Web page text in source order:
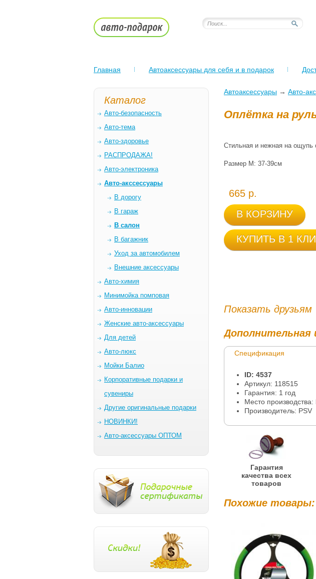
Главная Автоаксессуары для себя и в подарок
Каталог
Авто-безопасность
Авто-тема
Авто-здоровье
РАСПРОДАЖА!
Авто-электроника
Авто-акссессуары
В дорогу
В гараж
В салон
В багажник
Уход за автомобилем
Внешние аксессуары
Авто-химия
Минимойка помповая
Авто-инновации
Женские авто-аксессуары
Для детей
Авто-люкс
Мойки Балио
Корпоративные подарки и
сувениры
Другие оригинальные подарки
НОВИНКИ!
Авто-аксессуары ОПТОМ
Автоаксессуары → Авто-
Оплётка на
Стильная и нежная на ощупь
Размер М: 37-39см
665 р.
В КОРЗИНУ
КУПИТЬ В 1
Показать друзьям
Дополнительная
Спецификация
ID: 4537
Артикул: 118515
Гарантия: 1 год
Место производства:
Производитель: PSV
Гарантия
качества всех
товаров
Похожие товары: